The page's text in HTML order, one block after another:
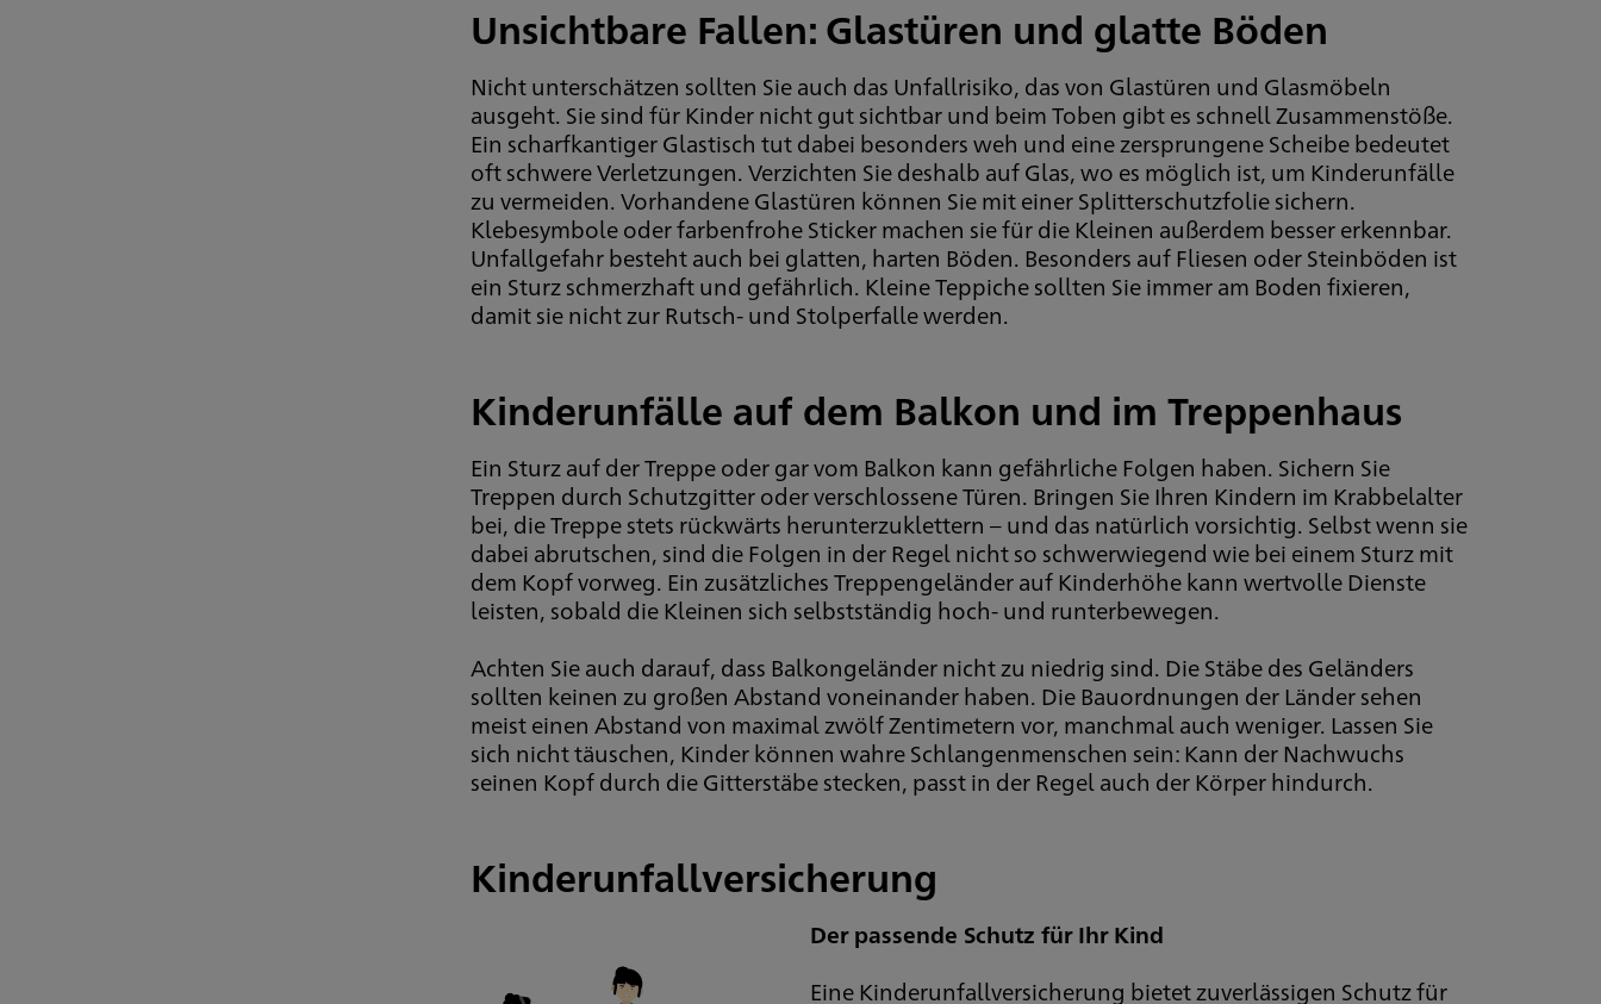
Unsichtbare Fallen: Glastüren und glatte Böden
Nicht unterschätzen sollten Sie auch das Unfallrisiko, das von Glastüren und Glasmöbeln
ausgeht. Sie sind für Kinder nicht gut sichtbar und beim Toben gibt es schnell Zusammenstöße.
Ein scharfkantiger Glastisch tut dabei besonders weh und eine zersprungene Scheibe bedeutet
oft schwere Verletzungen. Verzichten Sie deshalb auf Glas, wo es möglich ist, um Kinderunfälle
zu vermeiden. Vorhandene Glastüren können Sie mit einer Splitterschutzfolie sichern.
Klebesymbole oder farbenfrohe Sticker machen sie für die Kleinen außerdem besser erkennbar.
Unfallgefahr besteht auch bei glatten, harten Böden. Besonders auf Fliesen oder Steinböden ist
ein Sturz schmerzhaft und gefährlich. Kleine Teppiche sollten Sie immer am Boden fixieren,
damit sie nicht zur Rutsch- und Stolperfalle werden.
Kinderunfälle auf dem Balkon und im Treppenhaus
Ein Sturz auf der Treppe oder gar vom Balkon kann gefährliche Folgen haben. Sichern Sie
Treppen durch Schutzgitter oder verschlossene Türen. Bringen Sie Ihren Kindern im Krabbelalter
bei, die Treppe stets rückwärts herunterzuklettern – und das natürlich vorsichtig. Selbst wenn sie
dabei abrutschen, sind die Folgen in der Regel nicht so schwerwiegend wie bei einem Sturz mit
dem Kopf vorweg. Ein zusätzliches Treppengeländer auf Kinderhöhe kann wertvolle Dienste
leisten, sobald die Kleinen sich selbstständig hoch- und runterbewegen.
Achten Sie auch darauf, dass Balkongeländer nicht zu niedrig sind. Die Stäbe des Geländers
sollten keinen zu großen Abstand voneinander haben. Die Bauordnungen der Länder sehen
meist einen Abstand von maximal zwölf Zentimetern vor, manchmal auch weniger. Lassen Sie
sich nicht täuschen, Kinder können wahre Schlangenmenschen sein: Kann der Nachwuchs
seinen Kopf durch die Gitterstäbe stecken, passt in der Regel auch der Körper hindurch.
Kinderunfallversicherung
Der passende Schutz für Ihr Kind
Eine Kinderunfallversicherung bietet zuverlässigen Schutz für